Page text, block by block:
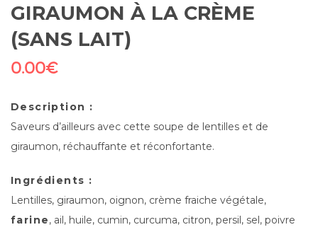
GIRAUMON À LA CRÈME
(SANS LAIT)
0.00€
Description :
Saveurs d’ailleurs avec cette soupe de lentilles et de
giraumon, réchauffante et réconfortante.
Ingrédients :
Lentilles, giraumon, oignon, crème fraiche végétale,
farine, ail, huile, cumin, curcuma, citron, persil, sel, poivre